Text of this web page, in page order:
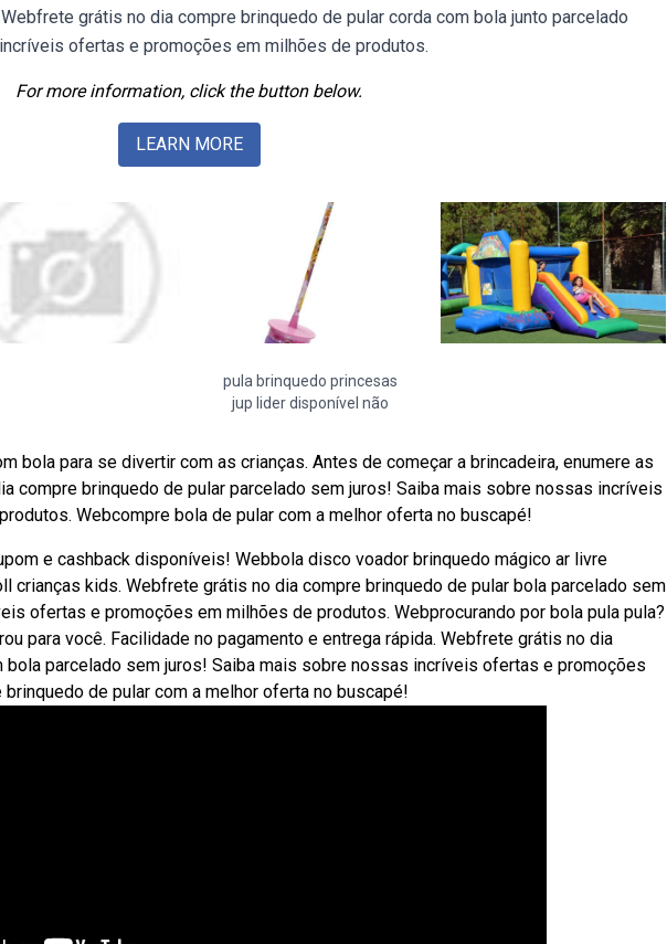
grátis no dia compre brinquedo de pular corda com bola junto parcelado
ofertas e promoções em milhões de produtos.
For more information, click the button below.
LEARN MORE
pula brinquedo princesas
jup lider disponível não
bola para se divertir com as crianças. Antes de começar a brincadeira, enumere as
compre brinquedo de pular parcelado sem juros! Saiba mais sobre nossas incríveis
Webcompre bola de pular com a melhor oferta no buscapé!
e cashback disponíveis! Webbola disco voador brinquedo mágico ar livre
crianças kids. Webfrete grátis no dia compre brinquedo de pular bola parcelado sem
ofertas e promoções em milhões de produtos. Webprocurando por bola pula pula?
para você. Facilidade no pagamento e entrega rápida. Webfrete grátis no dia
bola parcelado sem juros! Saiba mais sobre nossas incríveis ofertas e promoções
de pular com a melhor oferta no buscapé!